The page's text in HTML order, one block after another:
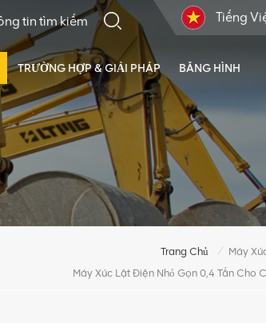
Tiếng
TRƯỜNG HỢP & GIẢI PHÁP BĂNG HÌNH
Trang Chủ / Máy